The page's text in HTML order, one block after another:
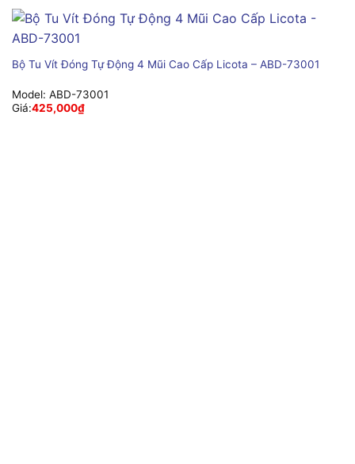
Bộ Tu Vít Đóng Tự Động 4 Mũi Cao Cấp Licota – ABD-73001
Model: ABD-73001
Giá:425,000₫